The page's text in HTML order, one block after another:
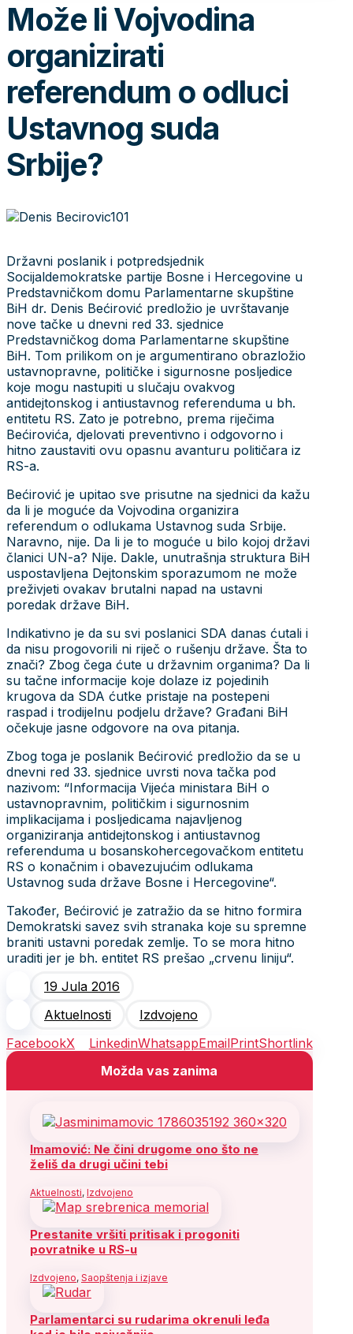
Može li Vojvodina
organizirati
referendum o odluci
Ustavnog suda
Srbije?
Državni poslanik i potpredsjednik
Socijaldemokratske partije Bosne i Hercegovine u
Predstavničkom domu Parlamentarne skupštine
BiH dr. Denis Bećirović predložio je uvrštavanje
nove tačke u dnevni red 33. sjednice
Predstavničkog doma Parlamentarne skupštine
BiH. Tom prilikom on je argumentirano obrazložio
ustavnopravne, političke i sigurnosne posljedice
koje mogu nastupiti u slučaju ovakvog
antidejtonskog i antiustavnog referenduma u bh.
entitetu RS. Zato je potrebno, prema riječima
Bećirovića, djelovati preventivno i odgovorno i
hitno zaustaviti ovu opasnu avanturu političara iz
RS-a.
Bećirović je upitao sve prisutne na sjednici da kažu
da li je moguće da Vojvodina organizira
referendum o odlukama Ustavnog suda Srbije.
Naravno, nije. Da li je to moguće u bilo kojoj državi
članici UN-a? Nije. Dakle, unutrašnja struktura BiH
uspostavljena Dejtonskim sporazumom ne može
preživjeti ovakav brutalni napad na ustavni
poredak države BiH.
Indikativno je da su svi poslanici SDA danas ćutali i
da nisu progovorili ni riječ o rušenju države. Šta to
znači? Zbog čega ćute u državnim organima? Da li
su tačne informacije koje dolaze iz pojedinih
krugova da SDA ćutke pristaje na postepeni
raspad i trodijelnu podjelu države? Građani BiH
očekuje jasne odgovore na ova pitanja.
Zbog toga je poslanik Bećirović predložio da se u
dnevni red 33. sjednice uvrsti nova tačka pod
nazivom: “Informacija Vijeća ministara BiH o
ustavnopravnim, političkim i sigurnosnim
implikacijama i posljedicama najavljenog
organiziranja antidejtonskog i antiustavnog
referenduma u bosanskohercegovačkom entitetu
RS o konačnim i obavezujućim odlukama
Ustavnog suda države Bosne i Hercegovine“.
Također, Bećirović je zatražio da se hitno formira
Demokratski savez svih stranaka koje su spremne
braniti ustavni poredak zemlje. To se mora hitno
uraditi jer je bh. entitet RS prešao „crvenu liniju“.
19 Jula 2016
Aktuelnosti
Izdvojeno
FacebookX LinkedinWhatsappEmailPrintShortlink
Možda vas zanima
Imamović: Ne čini drugome ono što ne
želiš da drugi učini tebi
Aktuelnosti, Izdvojeno
Prestanite vršiti pritisak i progoniti
povratnike u RS-u
Izdvojeno, Saopštenja i izjave
Parlamentarci su rudarima okrenuli leđa